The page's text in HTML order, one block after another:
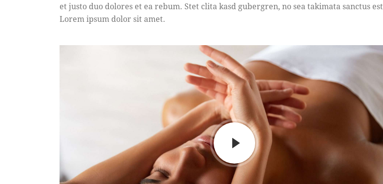
et justo duo dolores et ea rebum. Stet clita kasd gubergren, no sea takimata sanctus est
Lorem ipsum dolor sit amet.